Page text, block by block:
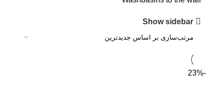
Show sidebar
-23%